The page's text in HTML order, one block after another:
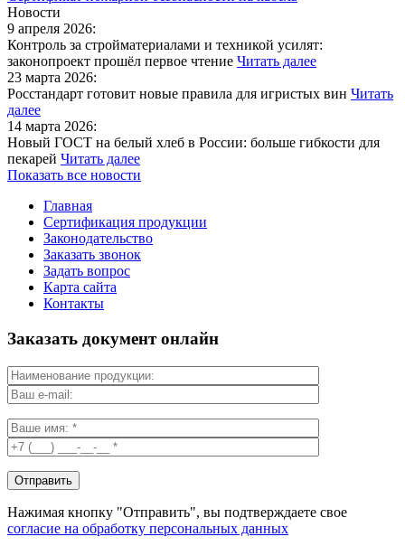
Новости
9 апреля 2026:
Контроль за стройматериалами и техникой усилят:
законопроект прошёл первое чтение Читать далее
23 марта 2026:
Росстандарт готовит новые правила для игристых вин Читать
далее
14 марта 2026:
Новый ГОСТ на белый хлеб в России: больше гибкости для
пекарей Читать далее
Показать все новости
Главная
Сертификация продукции
Законодательство
Заказать звонок
Задать вопрос
Карта сайта
Контакты
Заказать документ онлайн
Нажимая кнопку "Отправить", вы подтверждаете свое
согласие на обработку персональных данных